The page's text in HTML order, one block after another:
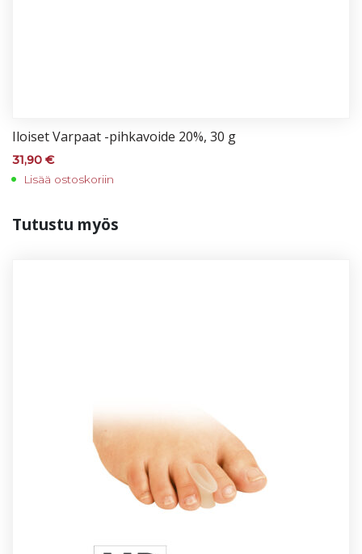
Iloi­set Var­paat -pih­ka­voi­de 20%, 30 g
31,90 €
Lisää ostoskoriin
Tu­tus­tu myös